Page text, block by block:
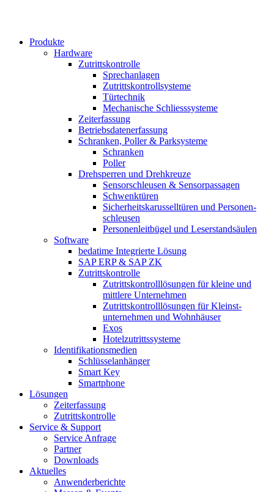
Produkte
Hardware
Zutrittskontrolle
Sprechanlagen
Zutrittskontrollsysteme
Türtechnik
Mechanische Schliesssysteme
Zeiterfassung
Betriebsdaten­erfassung
Schranken, Poller & Parksysteme
Schranken
Poller
Drehsperren und Drehkreuze
Sensorschleusen & Sensorpassagen
Schwenktüren
Sicherheits­karussell­türen und Personen­
schleusen
Personenleitbügel und Leserstandsäulen
Software
bedatime Integrierte Lösung
SAP ERP & SAP ZK
Zutrittskontrolle
Zutrittskontroll­lösungen für kleine und
mittlere Unternehmen
Zutrittskontroll­lösungen für Kleinst­
unternehmen und Wohnhäuser
Exos
Hotelzutrittssysteme
Identifikations­medien
Schlüsselanhänger
Smart Key
Smartphone
Lösungen
Zeiterfassung
Zutrittskontrolle
Service & Support
Service Anfrage
Partner
Downloads
Aktuelles
Anwenderberichte